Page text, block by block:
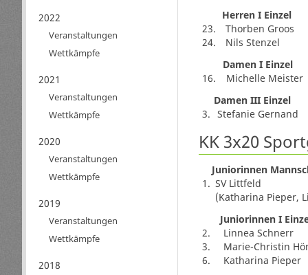
Herren I Einzel
23.
Thorben Groos
24.
Nils Stenzel
Damen I Einzel
16.
Michelle Meister
Damen III Einzel
3. Stefanie Gernand
KK 3x20
Juniorinnen
1. SV Littfeld
(Katharina Pieper,
Juniorinnen I
2.
Linnea Schnerr
3.
Marie-Christin
6.
Katharina Pieper
2022
Veranstaltungen
Wettkämpfe
2021
Veranstaltungen
Wettkämpfe
2020
Veranstaltungen
Wettkämpfe
2019
Veranstaltungen
Wettkämpfe
2018